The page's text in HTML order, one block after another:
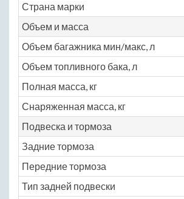
Страна марки
Объем и масса
Объем багажника мин/макс, л
Объем топливного бака, л
Полная масса, кг
Снаряженная масса, кг
Подвеска и тормоза
Задние тормоза
Передние тормоза
Тип задней подвески